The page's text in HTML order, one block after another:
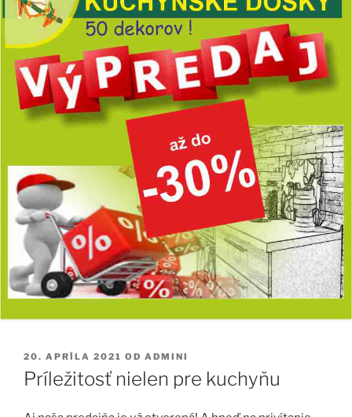
PUBLIKOVANÉ
20. APRÍLA 2021 OD ADMINI
Príležitosť nielen pre kuchyňu